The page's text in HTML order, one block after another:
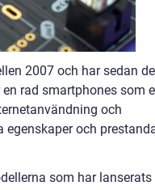
2007 och har sedan
rad smartphones som
och
och
som har